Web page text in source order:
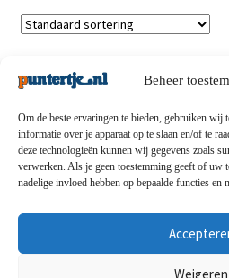
Beheer
Om de beste ervaringen te bieden, gebruiken wij
informatie over je apparaat op te slaan en/of te
deze technologieën kunnen wij gegevens zoals
verwerken. Als je geen toestemming geeft of uw
nadelige invloed hebben op bepaalde functies en
Weigeren
Privacybeleid-Verzending en
voorwaarden-Disclaimert-